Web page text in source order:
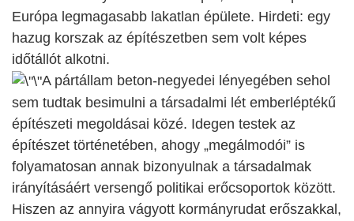
Európa legmagasabb lakatlan épülete. Hirdeti: egy
hazug korszak az építészetben sem volt képes
időtállót alkotni.
A pártállam beton-negyedei lényegében sehol
sem tudtak besimulni a társadalmi lét emberléptékű
építészeti megoldásai közé. Idegen testek az
építészet történetében, ahogy „megálmodói” is
folyamatosan annak bizonyulnak a társadalmak
irányításáért versengő politikai erőcsoportok között.
Hiszen az annyira vágyott kormányrudat erőszakkal,